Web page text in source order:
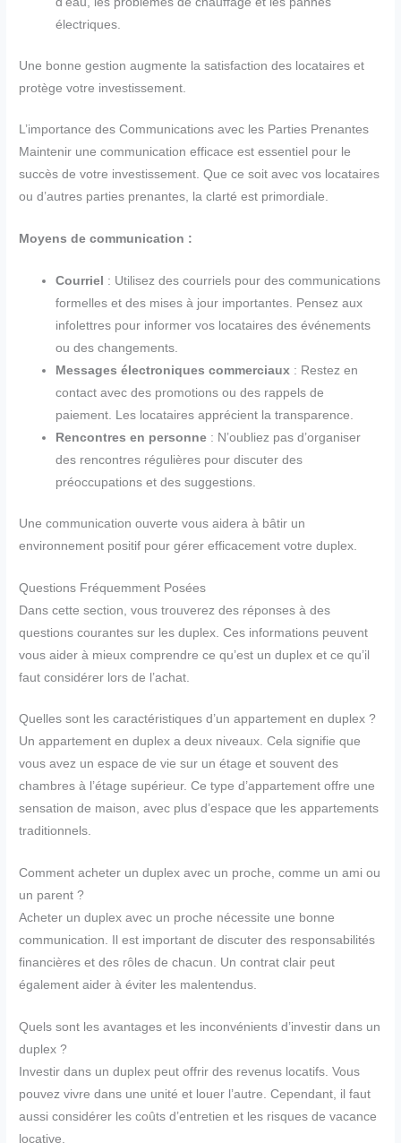
électriques.
Une bonne gestion augmente la satisfaction des locataires et
protège votre investissement.
L’importance des Communications avec les Parties Prenantes
Maintenir une communication efficace est essentiel pour le
succès de votre investissement. Que ce soit avec vos locataires
ou d’autres parties prenantes, la clarté est primordiale.
Moyens de communication :
Courriel : Utilisez des courriels pour des communications
formelles et des mises à jour importantes. Pensez aux
infolettres pour informer vos locataires des événements
ou des changements.
Messages électroniques commerciaux : Restez en
contact avec des promotions ou des rappels de
paiement. Les locataires apprécient la transparence.
Rencontres en personne : N’oubliez pas d’organiser
des rencontres régulières pour discuter des
préoccupations et des suggestions.
Une communication ouverte vous aidera à bâtir un
environnement positif pour gérer efficacement votre duplex.
Questions Fréquemment Posées
Dans cette section, vous trouverez des réponses à des
questions courantes sur les duplex. Ces informations peuvent
vous aider à mieux comprendre ce qu’est un duplex et ce qu’il
faut considérer lors de l’achat.
Quelles sont les caractéristiques d’un appartement en duplex ?
Un appartement en duplex a deux niveaux. Cela signifie que
vous avez un espace de vie sur un étage et souvent des
chambres à l’étage supérieur. Ce type d’appartement offre une
sensation de maison, avec plus d’espace que les appartements
traditionnels.
Comment acheter un duplex avec un proche, comme un ami ou
un parent ?
Acheter un duplex avec un proche nécessite une bonne
communication. Il est important de discuter des responsabilités
financières et des rôles de chacun. Un contrat clair peut
également aider à éviter les malentendus.
Quels sont les avantages et les inconvénients d’investir dans un
duplex ?
Investir dans un duplex peut offrir des revenus locatifs. Vous
pouvez vivre dans une unité et louer l’autre. Cependant, il faut
aussi considérer les coûts d’entretien et les risques de vacance
locative.